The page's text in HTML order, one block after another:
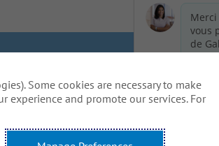
Information - US Residents
de notre processus de candidature, y
Some cookies are necessary to make
and promote our services. For